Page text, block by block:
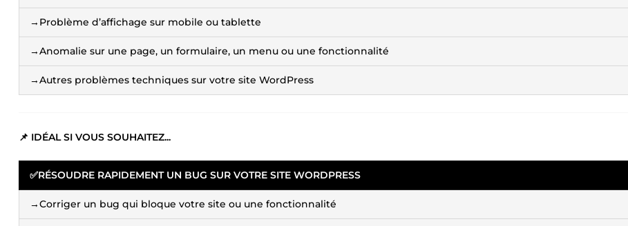
→Problème d’affichage sur mobile ou tablette
→Anomalie sur une page, un formulaire, un menu ou une fonctionnalité
→Autres problèmes techniques sur votre site WordPress
📌 IDÉAL SI VOUS SOUHAITEZ...
✅RÉSOUDRE RAPIDEMENT UN BUG SUR VOTRE SITE WORDPRESS
→Corriger un bug qui bloque votre site ou une fonctionnalité